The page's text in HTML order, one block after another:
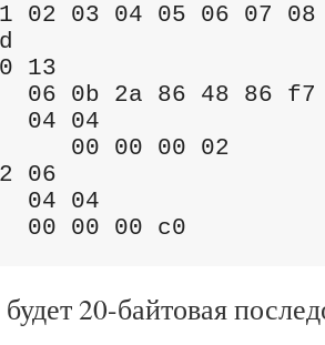
02 03 04 05 06 07
13
06 0b 2a 86 48 86
04 04
00 00 00 02
06
04 04
00 00 00 c0
20-байтовая